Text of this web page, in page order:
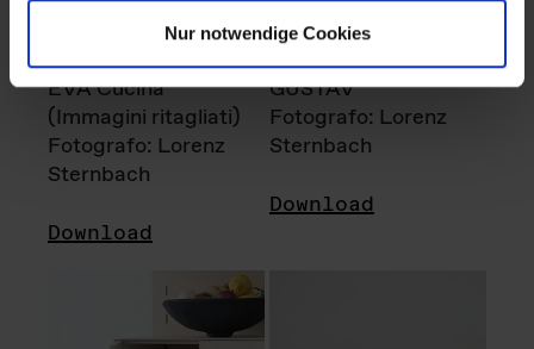
Nur notwendige Cookies
EVA Cucina
(Immagini ritagliati)
Fotografo: Lorenz
Sternbach
Download
GUSTAV
Fotografo: Lorenz
Sternbach
Download